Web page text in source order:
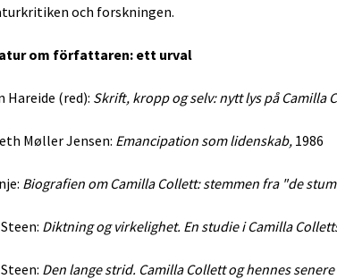
och forskningen.
om författaren: ett urval
Hareide (red): Skrift, kropp og selv: nytt lys på Camilla
Møller Jensen: Emancipation som lidenskab, 1986
Biografien om Camilla Collett: stemmen fra "de
Diktning og virkelighet. En studie i Camilla
Den lange strid. Camilla Collett og hennes